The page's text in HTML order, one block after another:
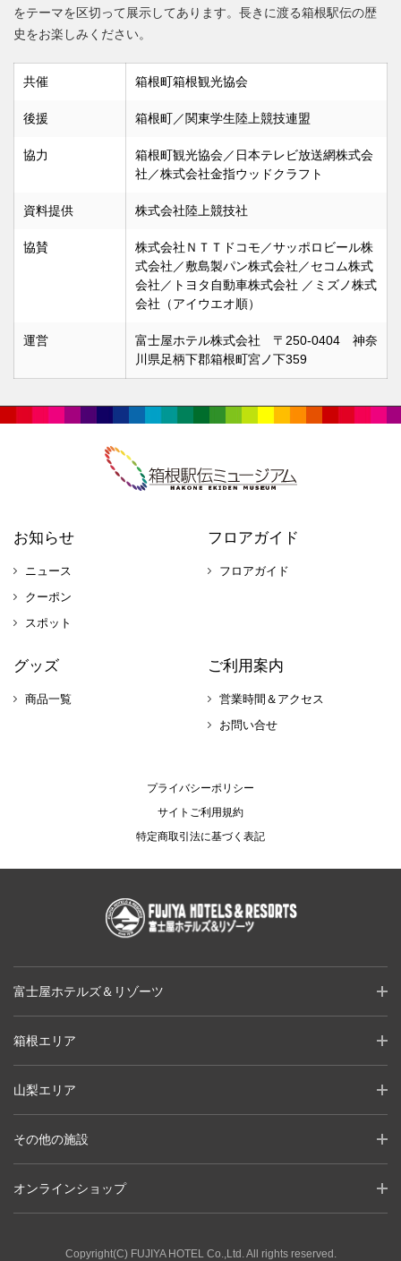
をテーマを区切って展示してあります。長きに渡る箱根駅伝の歴
史をお楽しみください。
共催 箱根町箱根観光協会
後援 箱根町／関東学生陸上競技連盟
協力
箱根町観光協会／日本テレビ放送網株式会
社／株式会社金指ウッドクラフト
資料提供 株式会社陸上競技社
協賛
株式会社ＮＴＴドコモ／サッポロビール株
式会社／敷島製パン株式会社／セコム株式
会社／トヨタ自動車株式会社 ／ミズノ株式
会社（アイウエオ順）
運営
富士屋ホテル株式会社 〒250-0404 神奈
川県足柄下郡箱根町宮ノ下359
お知らせ
ニュース
クーポン
スポット
フロアガイド
フロアガイド
グッズ
商品一覧
ご利用案内
営業時間＆アクセス
お問い合せ
プライバシーポリシー
サイトご利用規約
特定商取引法に基づく表記
富士屋ホテルズ＆リゾーツ
箱根エリア
山梨エリア
その他の施設
オンラインショップ
Copyright(C) FUJIYA HOTEL Co.,Ltd. All rights reserved.